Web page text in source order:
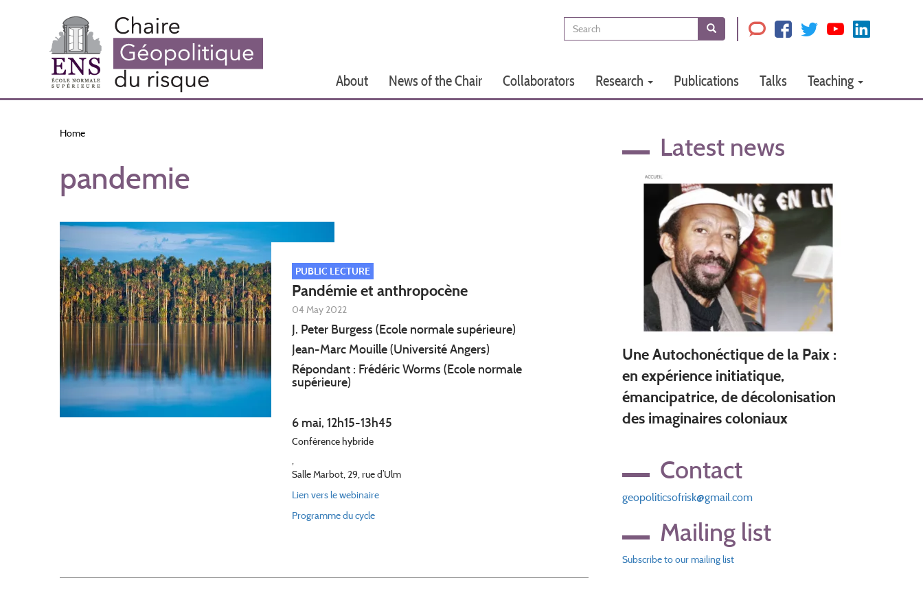
Main
navigation
About News of the Chair Collaborators Research Publications Talks Teaching
Search Search
Home
pandemie
PUBLIC LECTURE
Pandémie et anthropocène
04 May 2022
J. Peter Burgess (Ecole normale supérieure)
Jean-Marc Mouille (Université Angers)
Répondant : Frédéric Worms (Ecole normale
supérieure)
6 mai, 12h15-13h45
Conférence hybride
,
Salle Marbot, 29, rue d’Ulm
Lien vers le webinaire
Programme du cycle
Latest news
Une Autochonéctique de la Paix :
en expérience initiatique,
émancipatrice, de décolonisation
des imaginaires coloniaux
Contact
geopoliticsofrisk@gmail.com
Mailing list
Subscribe to our mailing list